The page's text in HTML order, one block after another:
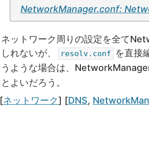
NetworkManager.conf:
ネットワーク周りの設定を全て
しれないが、
resolv.conf
を直接
うような場合は、
とよいだろう。
[Categories
ネットワーク] [Tags
DNS,